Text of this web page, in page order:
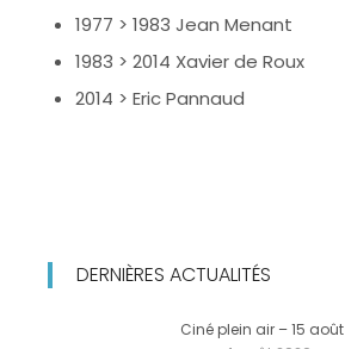
1977 > 1983 Jean Menant
1983 > 2014 Xavier de Roux
2014 > Eric Pannaud
DERNIÈRES ACTUALITÉS
Ciné plein air – 15 août